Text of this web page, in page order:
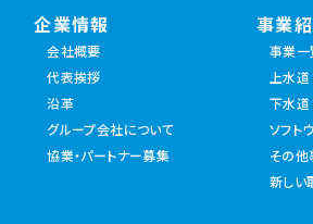
企業情報
会社概要
代表挨拶
沿革
グループ会社について
協業・パートナー募集
事業
事業一
上水道
下水道
ソフト
その他
新しい